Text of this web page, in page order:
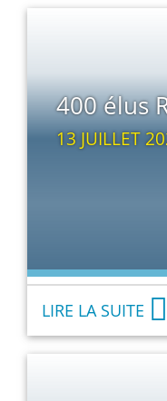
400 élus
13 JUILLET
LIRE LA SUITE